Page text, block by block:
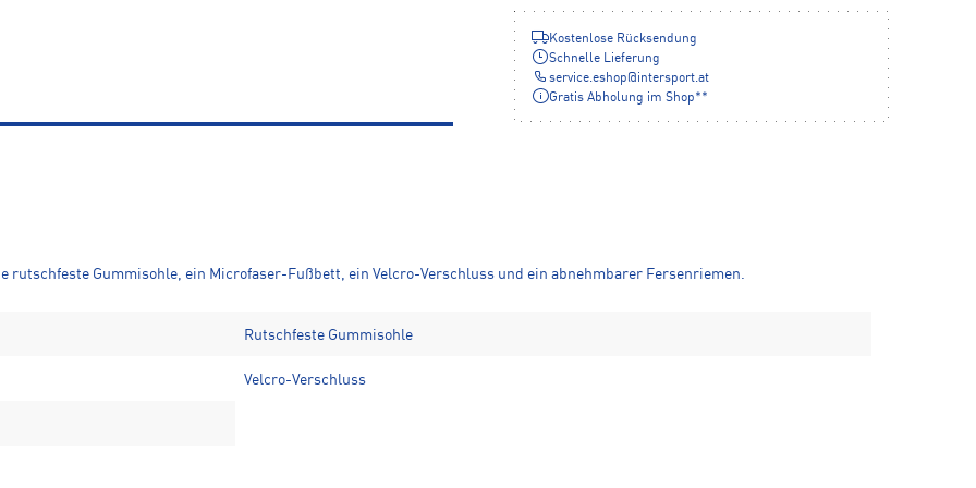
Kostenlose Rücksendung
Schnelle Lieferung
service.eshop@intersport.at
Gratis Abholung im Shop**
rutschfeste Gummisohle, ein Microfaser-Fußbett, ein Velcro-Verschluss und ein abnehmbarer Fersenriemen.
Rutschfeste Gummisohle
Velcro-Verschluss